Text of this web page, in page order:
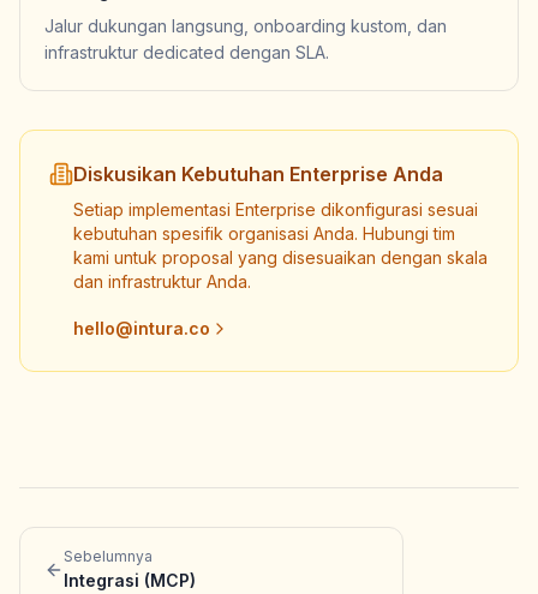
Jalur dukungan langsung, onboarding kustom, dan
infrastruktur dedicated dengan SLA.
Diskusikan Kebutuhan Enterprise Anda
Setiap implementasi Enterprise dikonfigurasi sesuai
kebutuhan spesifik organisasi Anda. Hubungi tim
kami untuk proposal yang disesuaikan dengan skala
dan infrastruktur Anda.
hello@intura.co
Sebelumnya
Integrasi (MCP)